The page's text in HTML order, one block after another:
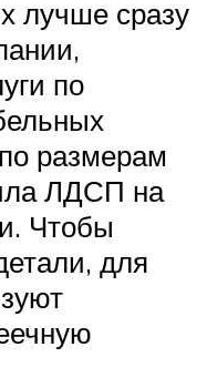
лучше сразу
по
размерам
ЛДСП на
Чтобы
для